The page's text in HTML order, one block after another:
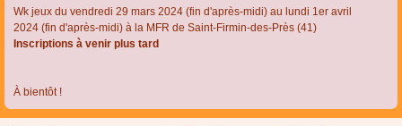
Wk jeux du vendredi 29 mars 2024 (fin d'après-midi) au lundi 1er avril
2024 (fin d'après-midi) à la MFR de Saint-Firmin-des-Près (41)
Inscriptions à venir plus tard
À bientôt !